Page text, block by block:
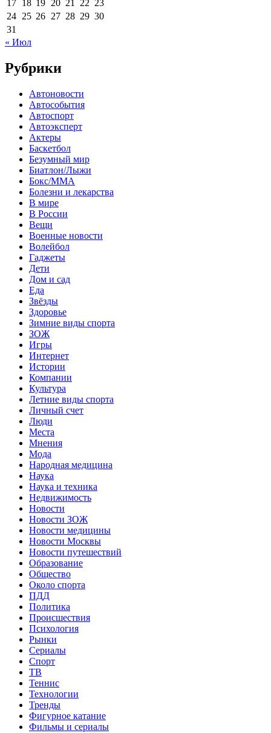
17 18 19 20 21 22 23
24 25 26 27 28 29 30
31
« Июл
Рубрики
Автоновости
Автособытия
Автоспорт
Автоэксперт
Актеры
Баскетбол
Безумный мир
Биатлон/Лыжи
Бокс/MMA
Болезни и лекарства
В мире
В России
Вещи
Военные новости
Волейбол
Гаджеты
Дети
Дом и сад
Еда
Звёзды
Здоровье
Зимние виды спорта
ЗОЖ
Игры
Интернет
Истории
Компании
Культура
Летние виды спорта
Личный счет
Люди
Места
Мнения
Мода
Народная медицина
Наука
Наука и техника
Недвижимость
Новости
Новости ЗОЖ
Новости медицины
Новости Москвы
Новости путешествий
Образование
Общество
Около спорта
ПДД
Политика
Происшествия
Психология
Рынки
Сериалы
Спорт
ТВ
Теннис
Технологии
Тренды
Фигурное катание
Фильмы и сериалы